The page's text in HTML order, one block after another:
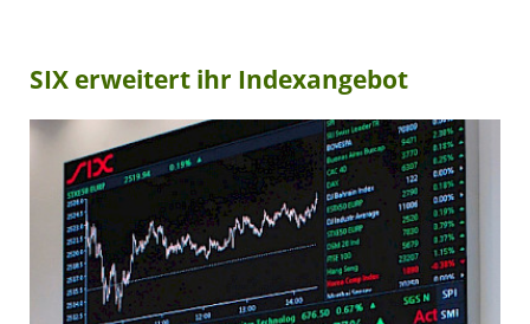
SIX erweitert ihr Indexangebot